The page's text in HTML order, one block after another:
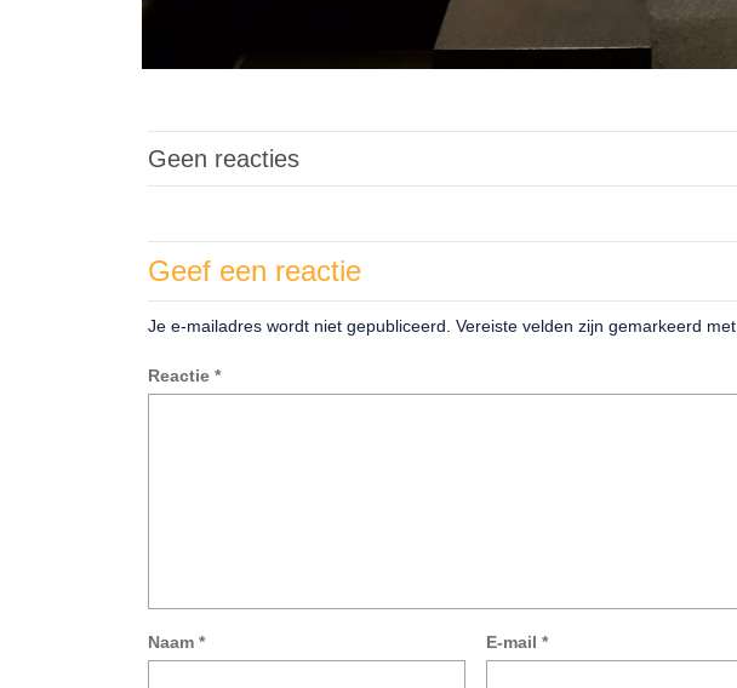
Geen reacties
Geef een reactie
Je e-mailadres wordt niet gepubliceerd. Vereiste velden zijn gemarkeerd met
Reactie *
Naam * E-mail *